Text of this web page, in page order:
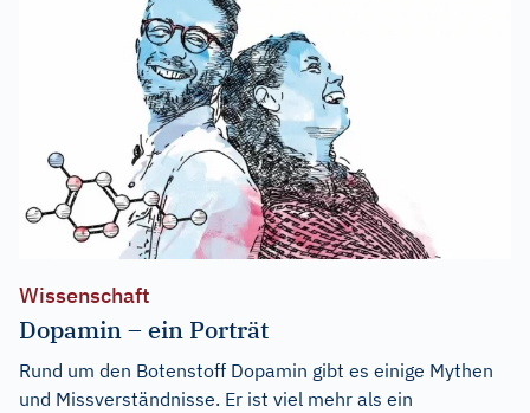
Wissenschaft
Dopamin – ein Porträt
Rund um den Botenstoff Dopamin gibt es einige Mythen
und Missverständnisse. Er ist viel mehr als ein